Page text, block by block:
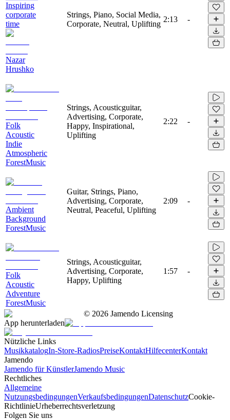
Inspiring
corporate
time
Nazar
Hrushko
Strings, Piano, Social Media,
Corporate, Neutral, Uplifting
2:13 -
Folk
Acoustic
Indie
Atmospheric
ForestMusic
Strings, Acousticguitar,
Advertising, Corporate,
Happy, Inspirational,
Uplifting
2:22 -
Ambient
Background
ForestMusic
Guitar, Strings, Piano,
Advertising, Corporate,
Neutral, Peaceful, Uplifting
2:09 -
Folk
Acoustic
Adventure
ForestMusic
Strings, Acousticguitar,
Advertising, Corporate,
Happy, Uplifting
1:57 -
© 2026 Jamendo Licensing
App herunterladen
Nützliche Links
MusikkatalogIn-Store-RadiosPreiseKontaktHilfecenterKontakt
Jamendo
Jamendo für KünstlerJamendo Music
Rechtliches
Allgemeine
NutzungsbedingungenVerkaufsbedingungenDatenschutzCookie-
RichtlinieUrheberrechtsverletzung
Folgen Sie uns